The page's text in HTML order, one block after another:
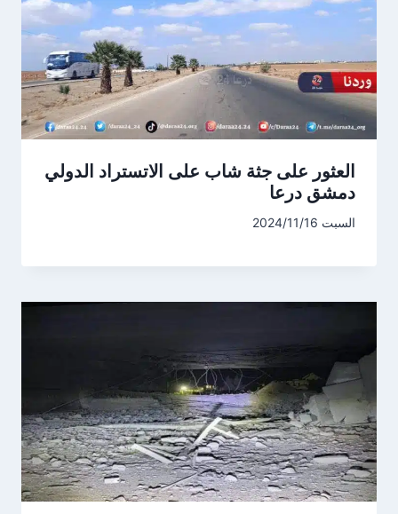
العثور على جثة شاب على الاتستراد الدولي
دمشق درعا
السبت 2024/11/16